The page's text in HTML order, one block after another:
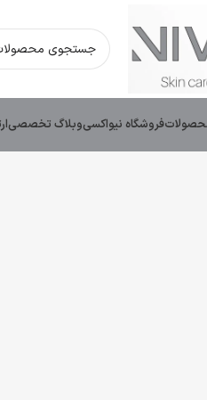
فروشگاه نیواکسیوبلاگ تخصصی